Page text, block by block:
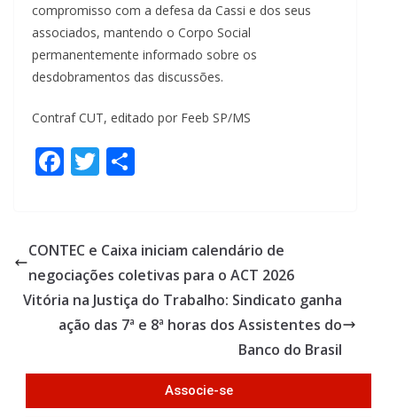
compromisso com a defesa da Cassi e dos seus
associados, mantendo o Corpo Social
permanentemente informado sobre os
desdobramentos das discussões.
Contraf CUT, editado por Feeb SP/MS
F
b
o
o
k
T
er e
CONTEC e Caixa iniciam calendário de
negociações coletivas para o ACT 2026
Vitória na Justiça do Trabalho: Sindicato ganha
ação das 7ª e 8ª horas dos Assistentes do
Banco do Brasil
Associe-se